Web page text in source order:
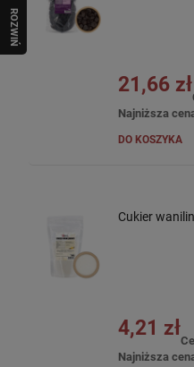
R
O
Z
W
I
Ń
O
B
I
21,66 zł
Najniższa
DO KOSZYKA
Cukier
4,21 zł
Najniższa